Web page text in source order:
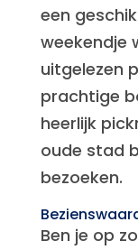
een
weekendje
uitgelezen
prachtige
heerlijk
oude stad
bezoeken.
Ben je op